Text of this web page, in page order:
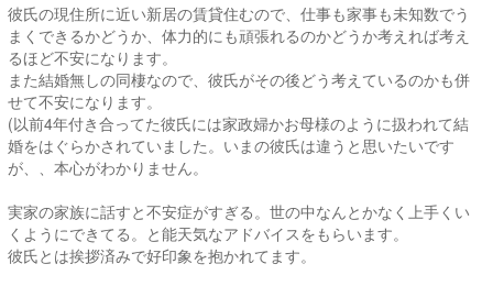
彼氏の現住所に近い新居の賃貸住むので、仕事も家事も未知数でう
まくできるかどうか、体力的にも頑張れるのかどうか考えれば考え
るほど不安になります。
また結婚無しの同棲なので、彼氏がその後どう考えているのかも併
せて不安になります。
(以前4年付き合ってた彼氏には家政婦かお母様のように扱われて結
婚をはぐらかされていました。いまの彼氏は違うと思いたいです
が、、本心がわかりません。
実家の家族に話すと不安症がすぎる。世の中なんとかなく上手くい
くようにできてる。と能天気なアドバイスをもらいます。
彼氏とは挨拶済みで好印象を抱かれてます。